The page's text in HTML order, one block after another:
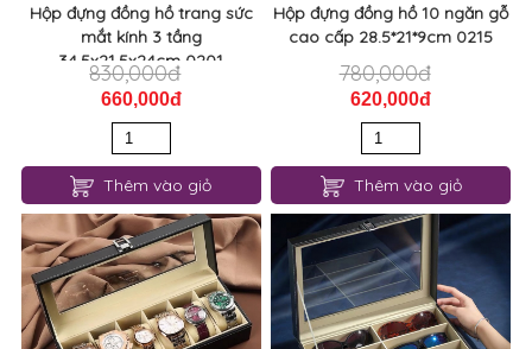
Hộp đựng đồng hồ trang sức
mắt kính 3 tầng
34,5x21,5x24cm 0201
830,000đ
660,000đ
Thêm vào giỏ
Hộp đựng đồng hồ 10 ngăn gỗ
cao cấp 28.5*21*9cm 0215
780,000đ
620,000đ
Thêm vào giỏ